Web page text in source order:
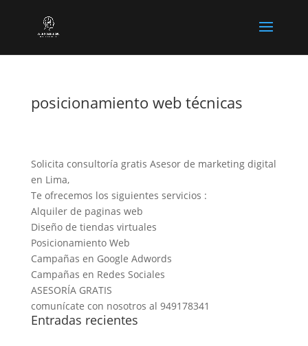
posicionamiento web técnicas
Solicita consultoría gratis Asesor de marketing digital
en Lima,
Te ofrecemos los siguientes servicios :
Alquiler de paginas web
Diseño de tiendas virtuales
Posicionamiento Web
Campañas en Google Adwords
Campañas en Redes Sociales
ASESORÍA GRATIS
comunícate con nosotros al 949178341
Entradas recientes